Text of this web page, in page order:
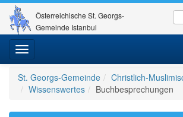
Österreichische St. Georgs-
Gemeinde Istanbul
Toggle
navigation
St. Georgs-Gemeinde
Christlich-
Wissenswertes
Buchbesprechungen